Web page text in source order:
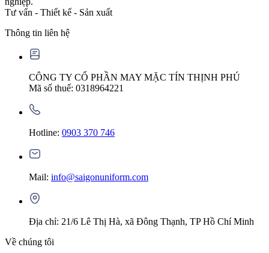
Tư vấn - Thiết kế - Sản xuất
Thông tin liên hệ
CÔNG TY CỔ PHẦN MAY MẶC TÍN THỊNH PHÚ
Mã số thuế: 0318964221
Hotline: 0903 370 746
Mail: info@saigonuniform.com
Địa chỉ: 21/6 Lê Thị Hà, xã Đông Thạnh, TP Hồ Chí Minh
Về chúng tôi